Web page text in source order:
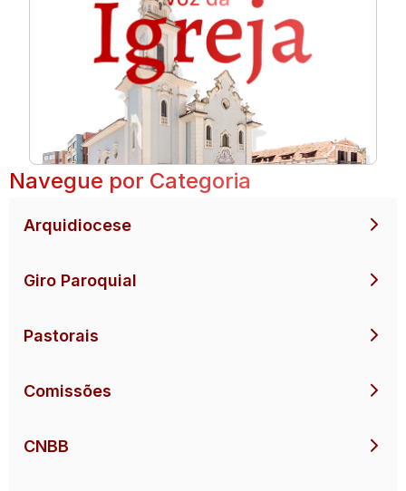
Navegue por Categoria
Arquidiocese
Giro Paroquial
Pastorais
Comissões
CNBB